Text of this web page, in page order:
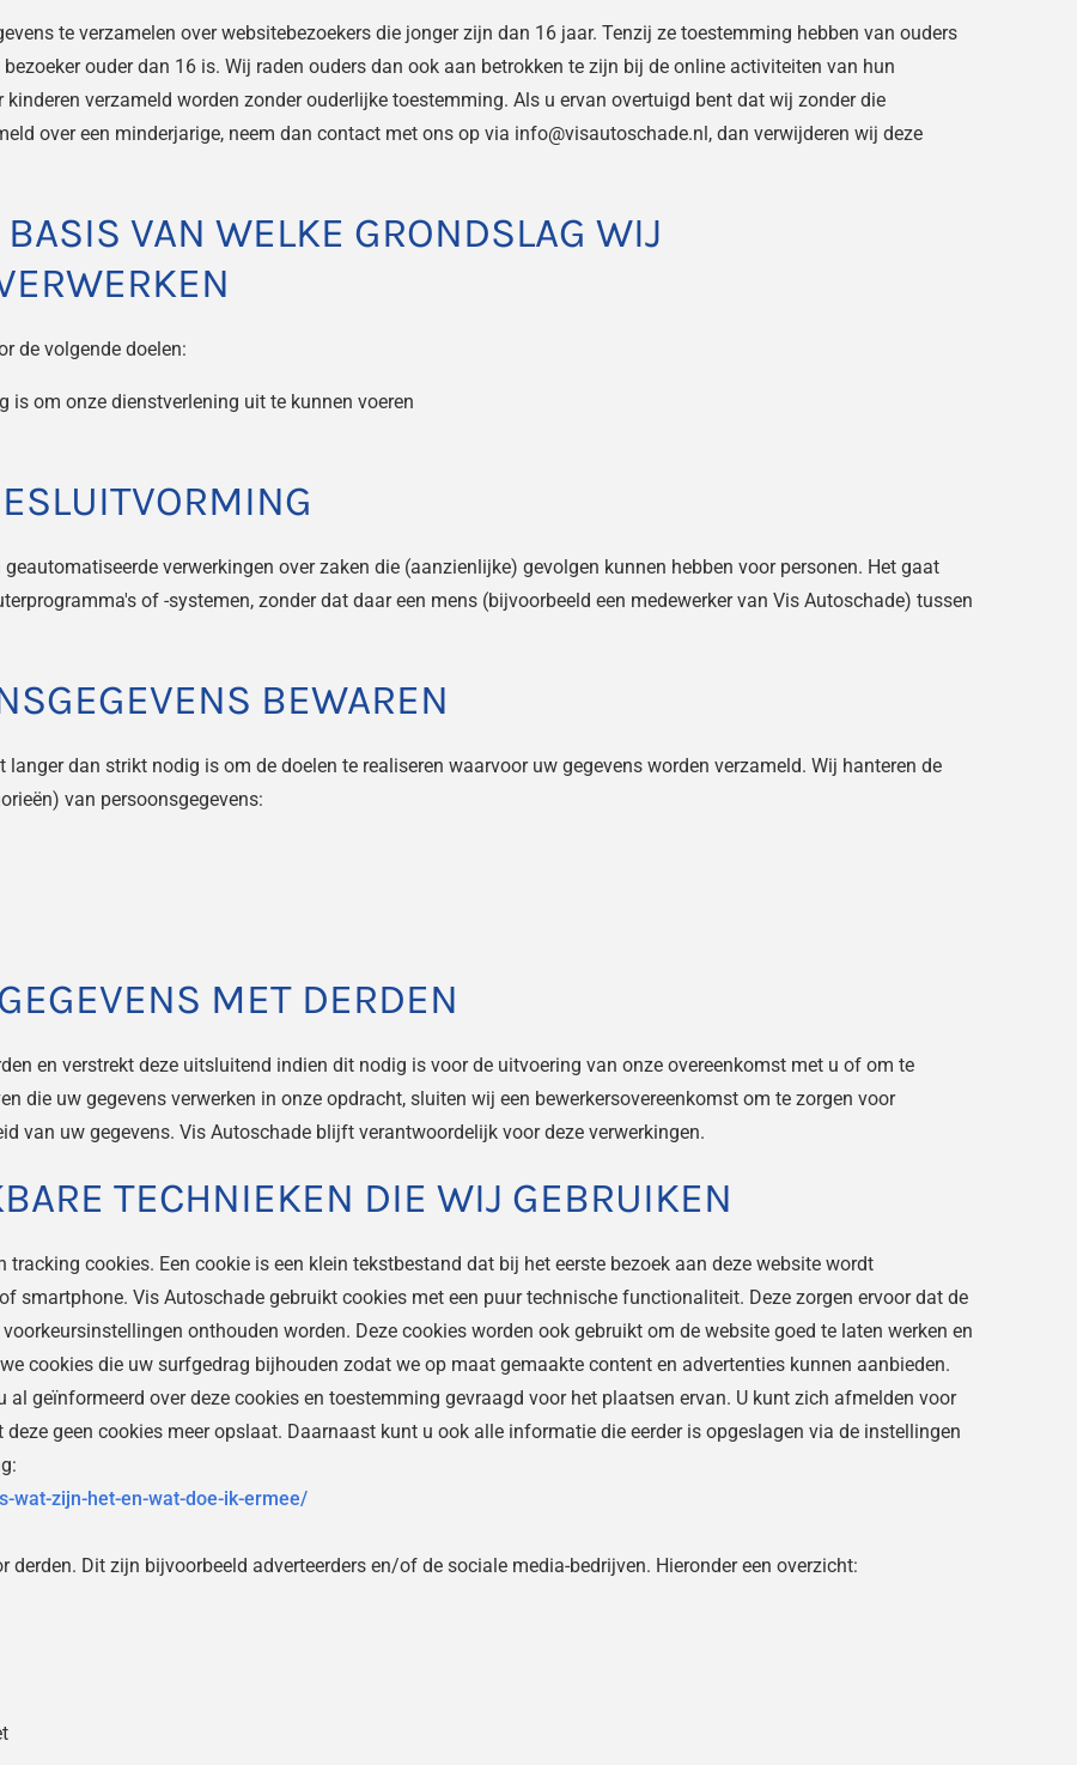
te verzamelen over websitebezoekers die jonger zijn dan 16 jaar. Tenzij ze toestemming hebben van ouders
ouder dan 16 is. Wij raden ouders dan ook aan betrokken te zijn bij de online activiteiten van hun
verzameld worden zonder ouderlijke toestemming. Als u ervan overtuigd bent dat wij zonder die
over een minderjarige, neem dan contact met ons op via info@visautoschade.nl, dan verwijderen wij deze
VAN WELKE GRONDSLAG WIJ
de volgende doelen:
is om onze dienstverlening uit te kunnen voeren
verwerkingen over zaken die (aanzienlijke) gevolgen kunnen hebben voor personen. Het gaat
of -systemen, zonder dat daar een mens (bijvoorbeeld een medewerker van Vis Autoschade) tussen
BEWAREN
dan strikt nodig is om de doelen te realiseren waarvoor uw gegevens worden verzameld. Wij hanteren de
van persoonsgegevens:
MET DERDEN
en verstrekt deze uitsluitend indien dit nodig is voor de uitvoering van onze overeenkomst met u of om te
die uw gegevens verwerken in onze opdracht, sluiten wij een bewerkersovereenkomst om te zorgen voor
van uw gegevens. Vis Autoschade blijft verantwoordelijk voor deze verwerkingen.
TECHNIEKEN DIE WIJ GEBRUIKEN
cookies. Een cookie is een klein tekstbestand dat bij het eerste bezoek aan deze website wordt
smartphone. Vis Autoschade gebruikt cookies met een puur technische functionaliteit. Deze zorgen ervoor dat de
onthouden worden. Deze cookies worden ook gebruikt om de website goed te laten werken en
cookies die uw surfgedrag bijhouden zodat we op maat gemaakte content en advertenties kunnen aanbieden.
al geïnformeerd over deze cookies en toestemming gevraagd voor het plaatsen ervan. U kunt zich afmelden voor
geen cookies meer opslaat. Daarnaast kunt u ook alle informatie die eerder is opgeslagen via de instellingen
wat-zijn-het-en-wat-doe-ik-ermee/
Dit zijn bijvoorbeeld adverteerders en/of de sociale media-bedrijven. Hieronder een overzicht: